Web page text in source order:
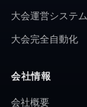
大会運営システム
大会完全自動化
会社情報
会社概要